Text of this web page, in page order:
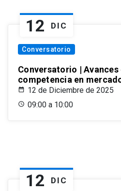
12 DIC
Conversatorio
Conversatorio |
competencia en
12 de Diciembre de 2025
09:00 a 10:00
12 DIC